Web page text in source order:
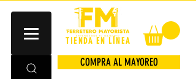
TIENDA EN LÍNEA
COMPRA AL MAYOREO